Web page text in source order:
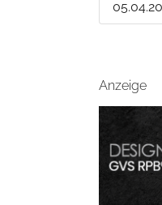
Anzeige